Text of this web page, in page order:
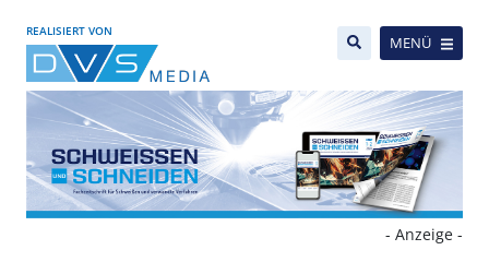
REALISIERT VON
MENÜ
- Anzeige -